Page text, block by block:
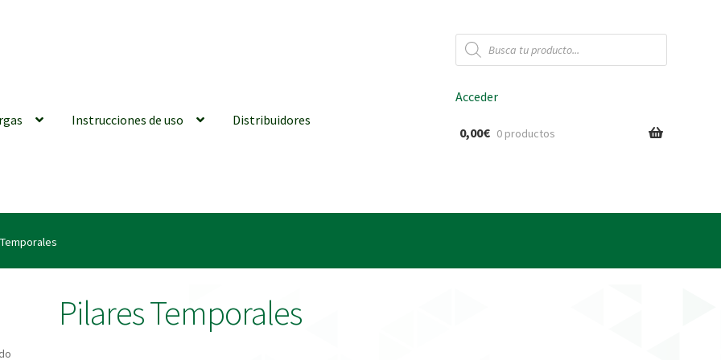
Búsqueda
de
productos
Instrucciones de uso Distribuidores
generales
| Tienda Online!
Acceder
0,00€ 0 productos
Pilares Temporales